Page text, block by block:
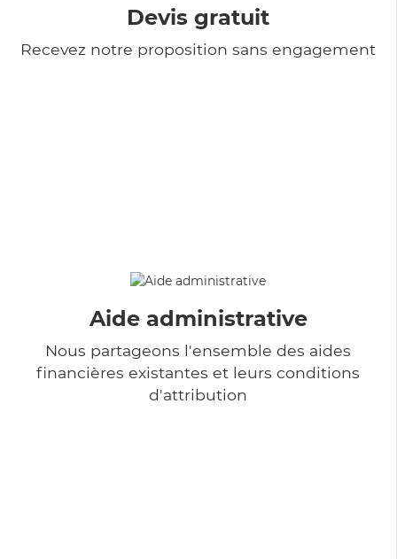
Devis gratuit
Recevez notre proposition sans engagement
Aide administrative
Nous partageons l'ensemble des aides
financières existantes et leurs conditions
d'attribution